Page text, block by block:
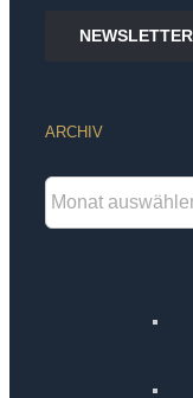
ARCHIV
Archiv